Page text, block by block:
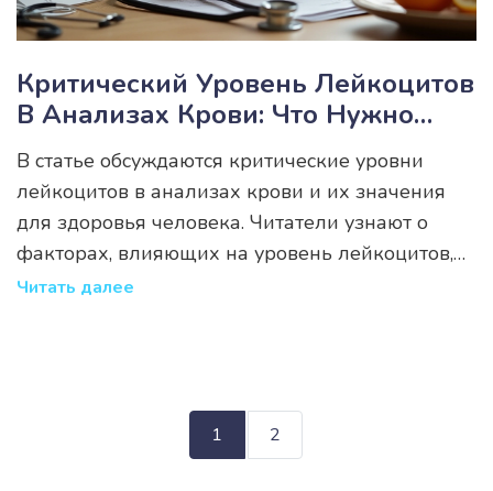
Критический Уровень Лейкоцитов
В Анализах Крови: Что Нужно
Знать
В статье обсуждаются критические уровни
лейкоцитов в анализах крови и их значения
для здоровья человека. Читатели узнают о
факторах, влияющих на уровень лейкоцитов,
возможных причинах его изменений и
Читать далее
1 2